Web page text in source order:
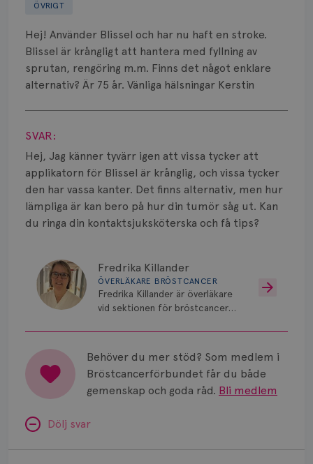
ÖVRIGT
Hej! Använder Blissel och har nu haft en stroke.
Blissel är krångligt att hantera med fyllning av
sprutan, rengöring m.m. Finns det något enklare
alternativ? Är 75 år. Vänliga hälsningar Kerstin
Visa svar
SVAR:
Hej, Jag känner tyvärr igen att vissa tycker att
applikatorn för Blissel är krånglig, och vissa tycker
den har vassa kanter. Det finns alternativ, men hur
lämpliga är kan bero på hur din tumör såg ut. Kan
du ringa din kontaktsjuksköterska och få tips?
Fredrika Killander
ÖVERLÄKARE BRÖSTCANCER
Fredrika Killander är överläkare
vid sektionen för bröstcancer
Malmö/Lund.
Behöver du mer stöd? Som medlem i
Bröstcancerförbundet får du både
gemenskap och goda råd. Bli medlem
Dölj svar
Biverkningar
Bröstvårta
Knöl
Typ av bröstcancer
Smärta
Prognos
Risker
Spridd bröstcancer
Strålning